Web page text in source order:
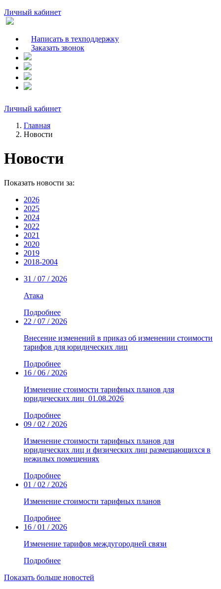
Личный кабинет
Написать в техподдержку
Заказать звонок
Личный кабинет
Главная
Новости
Новости
Показать новости за:
2026
2025
2024
2022
2021
2020
2019
2018-2004
31 / 07 / 2026
Атака
Подробнее
22 / 07 / 2026
Внесение изменений в приказ об изменении стоимости
тарифов для юридических лиц
Подробнее
16 / 06 / 2026
Изменение стоимости тарифных планов для
юридических лиц_01.08.2026
Подробнее
09 / 02 / 2026
Изменение стоимости тарифных планов для
юридических лиц и физических лиц размещающихся в
нежилых помещениях
Подробнее
01 / 02 / 2026
Изменение стоимости тарифных планов
Подробнее
16 / 01 / 2026
Изменение тарифов междугородней связи
Подробнее
Показать больше новостей